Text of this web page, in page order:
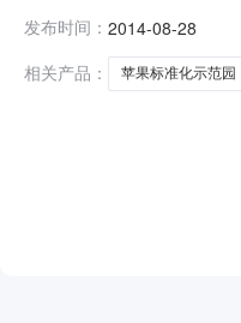
管部门颁发的安
资料：单位介绍
发布时间： 2014-08-28
相关产品：
苹果标准化示范园